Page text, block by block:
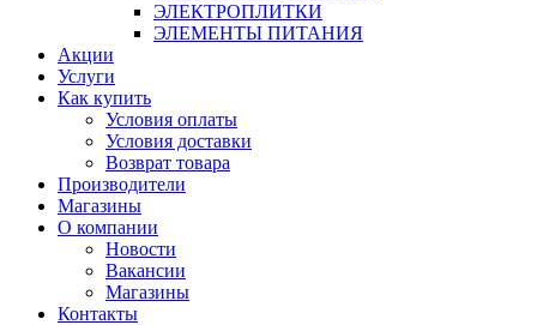
ЭЛЕКТРОПЛИТКИ
ЭЛЕМЕНТЫ ПИТАНИЯ
Акции
Услуги
Как купить
Условия оплаты
Условия доставки
Возврат товара
Производители
Магазины
О компании
Новости
Вакансии
Магазины
Контакты